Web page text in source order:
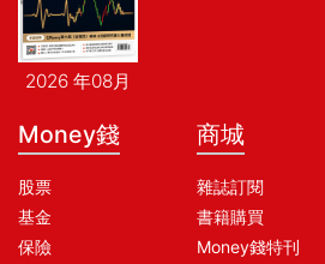
2026 年08月
Money錢
股票
基金
保險
商城
雜誌訂閱
書籍購買
Money錢特刊